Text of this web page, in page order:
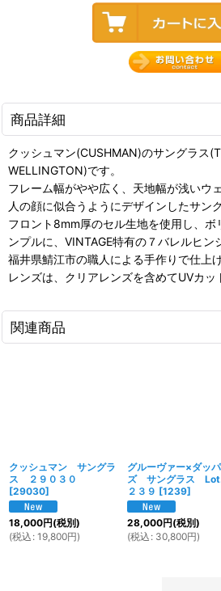
商品詳細
クッシュマン(CUSHMAN)のサングラス
WELLINGTON)です。
フレーム幅がやや広く、天地幅が浅いウ
人の顔に似合うようにデザインしたサン
フロント8mm厚のセル生地を使用し、ボ
ンプルに、VINTAGE特有の７バレルヒン
福井県鯖江市の職人による手作りで仕上
レンズは、クリアレンズを含めてUVカッ
関連商品
クッシュマン サングラ
ス ２９０３０
[29030]
18,000円(税別)
(税込 : 19,800円)
グルーヴァー×ダッ
ズ サングラス
２３９ [1239]
28,000円(税別)
(税込 : 30,800円)